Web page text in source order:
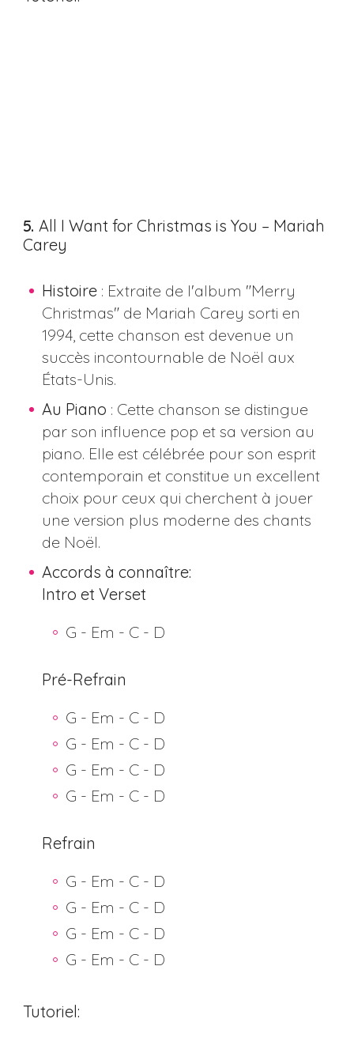
5. All I Want for Christmas is You – Mariah
Carey
Histoire: Extraite de l'album "Merry
Christmas" de Mariah Carey sorti en
1994, cette chanson est devenue un
succès incontournable de Noël aux
États-Unis.
Au Piano : Cette chanson se distingue
par son influence pop et sa version au
piano. Elle est célébrée pour son esprit
contemporain et constitue un excellent
choix pour ceux qui cherchent à jouer
une version plus moderne des chants
de Noël​​.
Accords à connaître:
Intro et Verset
G - Em - C - D
Pré-Refrain
G - Em - C - D
G - Em - C - D
G - Em - C - D
G - Em - C - D
Refrain
G - Em - C - D
G - Em - C - D
G - Em - C - D
G - Em - C - D
Tutoriel: